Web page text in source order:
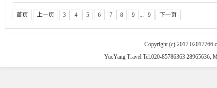
首页 上一页 3 4 5 6 7 8 9 ... 9 下一页
Copyright (c) 2017
YueYang Travel Tel:020-85786363 28965636,